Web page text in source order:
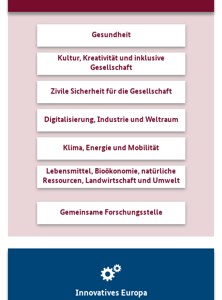
Gesundheit
Kultur, Kreativität und inklusive
Gesellschaft
Zivile Sicherheit für die Gesellschaft
Digitalisierung, Industrie und Weltraum
Klima, Energie und Mobilität
Lebensmittel, Bioökonomie, natürliche
Ressourcen, Landwirtschaft und Umwelt
Gemeinsame Forschungsstelle
Innovatives Europa